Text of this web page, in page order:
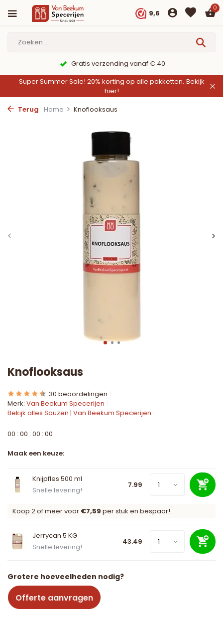
9,6
0
Gratis verzending vanaf € 40
Super Summer Sale! 20% korting op alle pakketten. Bekijk
hier!
Terug
Home Knoflooksaus
Knoflooksaus
30 beoordelingen
Merk: Van Beekum Specerijen
Bekijk alles Sauzen | Van Beekum Specerijen
00 : 00 : 00 : 00
Maak een keuze:
Knijpfles 500 ml
Snelle levering!
7.99
Koop 2 of meer voor €7,59 per stuk en bespaar!
Jerrycan 5 KG
Snelle levering!
43.49
Grotere hoeveelheden nodig?
Offerte aanvragen